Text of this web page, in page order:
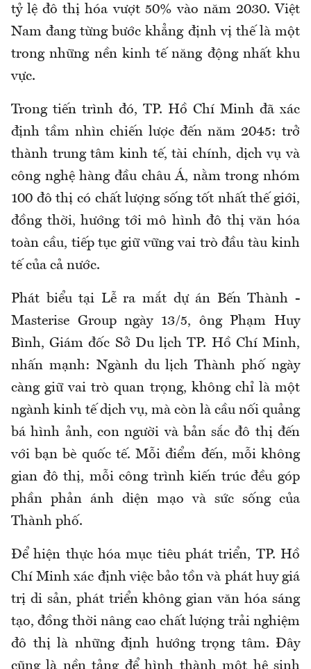
tỷ lệ đô thị hóa vượt 50% vào năm 2030. Việt
Nam đang từng bước khẳng định vị thế là một
trong những nền kinh tế năng động nhất khu
vực.
Trong tiến trình đó, TP. Hồ Chí Minh đã xác
định tầm nhìn chiến lược đến năm 2045: trở
thành trung tâm kinh tế, tài chính, dịch vụ và
công nghệ hàng đầu châu Á, nằm trong nhóm
100 đô thị có chất lượng sống tốt nhất thế giới,
đồng thời, hướng tới mô hình đô thị văn hóa
toàn cầu, tiếp tục giữ vững vai trò đầu tàu kinh
tế của cả nước.
Phát biểu tại Lễ ra mắt dự án Bến Thành -
Masterise Group ngày 13/5, ông Phạm Huy
Bình, Giám đốc Sở Du lịch TP. Hồ Chí Minh,
nhấn mạnh: Ngành du lịch Thành phố ngày
càng giữ vai trò quan trọng, không chỉ là một
ngành kinh tế dịch vụ, mà còn là cầu nối quảng
bá hình ảnh, con người và bản sắc đô thị đến
với bạn bè quốc tế. Mỗi điểm đến, mỗi không
gian đô thị, mỗi công trình kiến trúc đều góp
phần phản ánh diện mạo và sức sống của
Thành phố.
Để hiện thực hóa mục tiêu phát triển, TP. Hồ
Chí Minh xác định việc bảo tồn và phát huy giá
trị di sản, phát triển không gian văn hóa sáng
tạo, đồng thời nâng cao chất lượng trải nghiệm
đô thị là những định hướng trọng tâm. Đây
cũng là nền tảng để hình thành một hệ sinh